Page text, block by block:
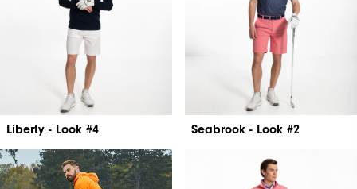
Liberty - Look #4 Seabrook - Look #2